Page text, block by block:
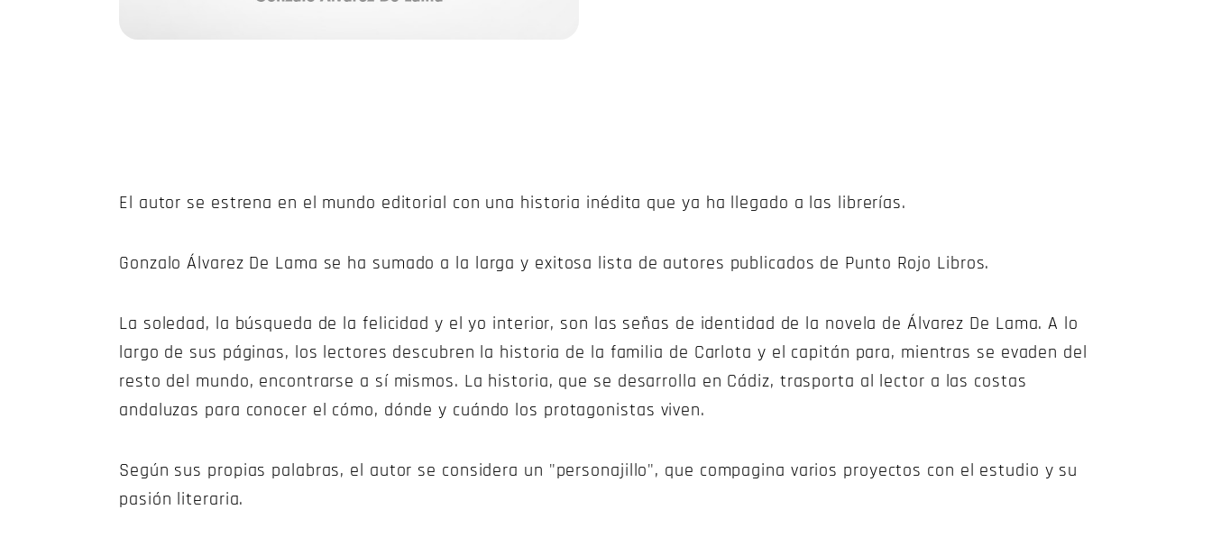
El autor se estrena en el mundo editorial con una historia inédita que ya ha llegado a las librerías.
Gonzalo Álvarez De Lama se ha sumado a la larga y exitosa lista de autores publicados de Punto Rojo Libros.
La soledad, la búsqueda de la felicidad y el yo interior, son las señas de identidad de la novela de Álvarez De Lama. A lo
largo de sus páginas, los lectores descubren la historia de la familia de Carlota y el capitán para, mientras se evaden del
resto del mundo, encontrarse a sí mismos. La historia, que se desarrolla en Cádiz, trasporta al lector a las costas
andaluzas para conocer el cómo, dónde y cuándo los protagonistas viven.
Según sus propias palabras, el autor se considera un "personajillo", que compagina varios proyectos con el estudio y su
pasión literaria.